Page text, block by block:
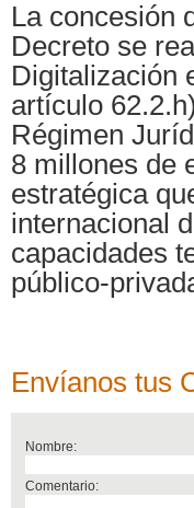
La concesión
Decreto se
Digitalización
artículo
Régimen
8 millones de
estratégica
internacional
capacidades
público-
Envíanos tus
Nombre:
Comentario: